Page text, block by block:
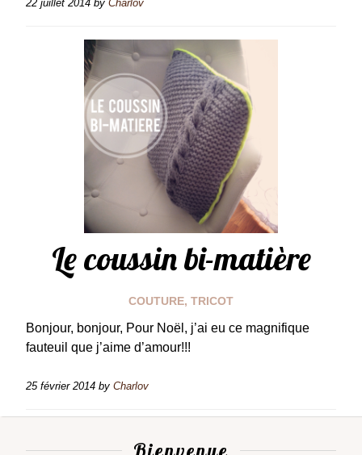
22 juillet 2014 by Charlov
Le coussin bi-matière
COUTURE, TRICOT
Bonjour, bonjour, Pour Noël, j’ai eu ce magnifique
fauteuil que j’aime d’amour!!!
25 février 2014 by Charlov